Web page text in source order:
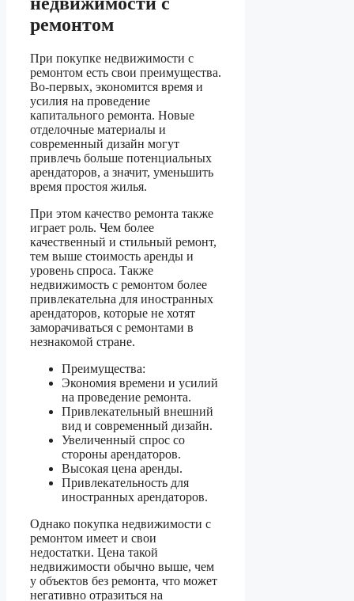
ремонтом
При покупке недвижимости с
ремонтом есть свои преимущества.
Во-первых, экономится время и
усилия на проведение
капитального ремонта. Новые
отделочные материалы и
современный дизайн могут
привлечь больше потенциальных
арендаторов, а значит, уменьшить
время простоя жилья.
При этом качество ремонта также
играет роль. Чем более
качественный и стильный ремонт,
тем выше стоимость аренды и
уровень спроса. Также
недвижимость с ремонтом более
привлекательна для иностранных
арендаторов, которые не хотят
заморачиваться с ремонтами в
незнакомой стране.
Преимущества:
Экономия времени и усилий
на проведение ремонта.
Привлекательный внешний
вид и современный дизайн.
Увеличенный спрос со
стороны арендаторов.
Высокая цена аренды.
Привлекательность для
иностранных арендаторов.
Однако покупка недвижимости с
ремонтом имеет и свои
недостатки. Цена такой
недвижимости обычно выше, чем
у объектов без ремонта, что может
негативно отразиться на